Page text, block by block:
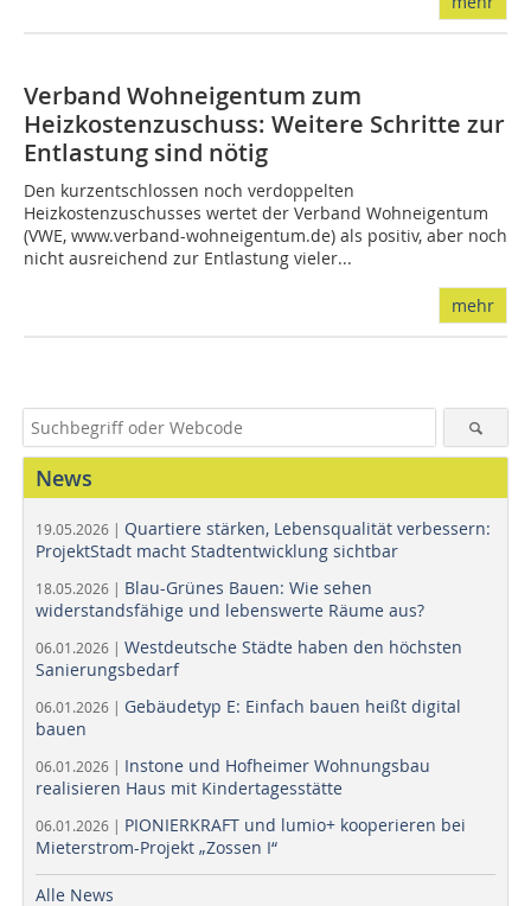
Verband Wohneigentum zum
Heizkostenzuschuss: Weitere Schritte zur
Entlastung sind nötig
Den kurzentschlossen noch verdoppelten
Heizkostenzuschusses wertet der Verband Wohneigentum
(VWE, www.verband-wohneigentum.de) als positiv, aber noch
nicht ausreichend zur Entlastung vieler...
mehr
News
19.05.2026 | Quartiere stärken, Lebensqualität verbessern:
ProjektStadt macht Stadtentwicklung sichtbar
18.05.2026 | Blau-Grünes Bauen: Wie sehen
widerstandsfähige und lebenswerte Räume aus?
06.01.2026 | Westdeutsche Städte haben den höchsten
Sanierungsbedarf
06.01.2026 | Gebäudetyp E: Einfach bauen heißt digital
bauen
06.01.2026 | Instone und Hofheimer Wohnungsbau
realisieren Haus mit Kindertagesstätte
06.01.2026 | PIONIERKRAFT und lumio+ kooperieren bei
Mieterstrom-Projekt „Zossen I“
Alle News